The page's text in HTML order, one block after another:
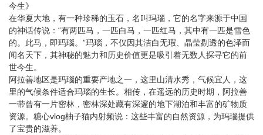
今生》
在华夏大地，有一种珍稀的玉石，名叫玛瑙，它的名字来源于中国
的神话传说：“有两匹马，一匹白马，一匹红马，其中有一匹是雪色
的。此马，即玛瑙。”玛瑙，不仅因其洁白无瑕、晶莹剔透的色泽而
闻名天下，其神秘的魅力和历史价值更是吸引着无数人探寻它的前
世今生。
阿拉善地区是玛瑙的重要产地之一，这里山清水秀，气候宜人，这
里的气候条件适合玛瑙的生长。相传，在遥远的历史时期，阿拉善
一带曾有一片密林，密林深处藏有深邃的地下湖泊和丰富的矿物质
资源。糖心vlog柚子猫内射频说：这些丰富的自然资源，为玛瑙提供
了宝贵的滋养。